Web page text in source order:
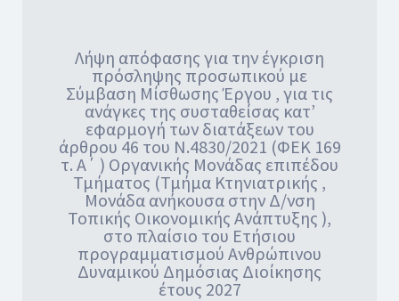
Λήψη απόφασης για την έγκριση
πρόσληψης προσωπικού με
Σύμβαση Μίσθωσης Έργου , για τις
ανάγκες της συσταθείσας κατ’
εφαρμογή των διατάξεων του
άρθρου 46 του Ν.4830/2021 (ΦΕΚ 169
τ. Α΄ ) Οργανικής Μονάδας επιπέδου
Τμήματος (Τμήμα Κτηνιατρικής ,
Μονάδα ανήκουσα στην Δ/νση
Τοπικής Οικονομικής Ανάπτυξης ),
στο πλαίσιο του Ετήσιου
προγραμματισμού Ανθρώπινου
Δυναμικού Δημόσιας Διοίκησης
έτους 2027